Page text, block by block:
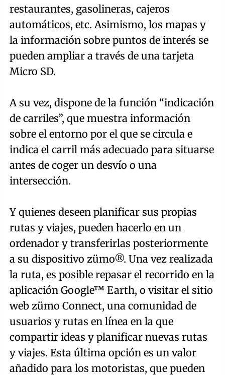
restaurantes, gasolineras, cajeros
automáticos, etc. Asimismo, los mapas y
la información sobre puntos de interés se
pueden ampliar a través de una tarjeta
Micro SD.
A su vez, dispone de la función “indicación
de carriles”, que muestra información
sobre el entorno por el que se circula e
indica el carril más adecuado para situarse
antes de coger un desvío o una
intersección.
Y quienes deseen planificar sus propias
rutas y viajes, pueden hacerlo en un
ordenador y transferirlas posteriormente
a su dispositivo zümo®. Una vez realizada
la ruta, es posible repasar el recorrido en la
aplicación Google™ Earth, o visitar el sitio
web zümo Connect, una comunidad de
usuarios y rutas en línea en la que
compartir ideas y planificar nuevas rutas
y viajes. Esta última opción es un valor
añadido para los motoristas, que pueden